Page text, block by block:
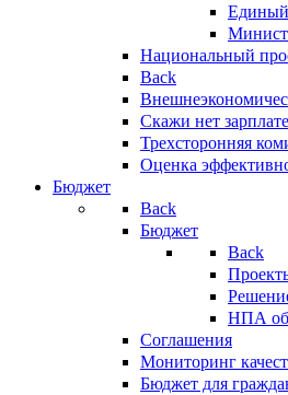
Единый
Национальный
Back
Скажи нет
Трехсторонняя
Оценка
Бюджет
Back
Бюджет
Back
НПА об
Соглашения
Мониторинг
Бюджет для